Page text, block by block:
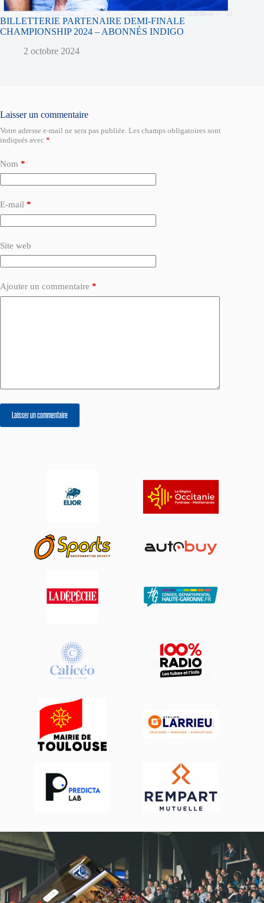
BILLETTERIE PARTENAIRE DEMI-FINALE
CHAMPIONSHIP 2024 – ABONNÉS INDIGO
2 octobre 2024
Laisser un commentaire
Votre adresse e-mail ne sera pas publiée. Les champs obligatoires sont
indiqués avec *
Nom *
E-mail *
Site web
Ajouter un commentaire *
Laisser un commentaire